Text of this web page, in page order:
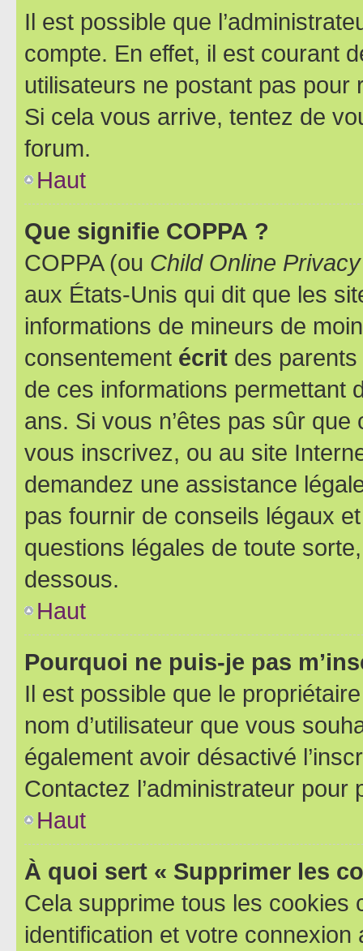
Il est possible que
compte. En effet, il est courant
utilisateurs ne postant pas pour
Si cela vous arrive, tentez de
forum.
Haut
Que signifie COPPA ?
COPPA (ou Child Online
aux États-Unis qui dit que les
informations de mineurs de
consentement écrit des parents
de ces informations permettant
ans. Si vous n’êtes pas sûr
vous inscrivez, ou au site
demandez une assistance
pas fournir de conseils légaux
questions légales de toute
dessous.
Haut
Pourquoi ne puis-je pas
Il est possible que le
nom d’utilisateur que vous
également avoir désactivé
Contactez l’administrateur
Haut
À quoi sert « Supprimer les
Cela supprime tous les cookies
identification et votre